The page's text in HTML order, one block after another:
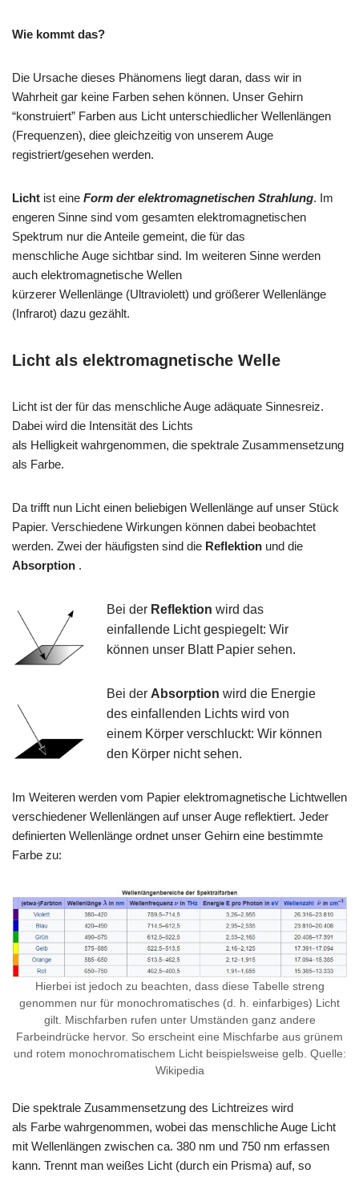
Wie kommt das?
Die Ursache dieses Phänomens liegt daran, dass wir in
Wahrheit gar keine Farben sehen können. Unser Gehirn
“konstruiert” Farben aus Licht unterschiedlicher Wellenlängen
(Frequenzen), diee gleichzeitig von unserem Auge
registriert/gesehen werden.
Licht ist eine Form der elektromagnetischen Strahlung. Im
engeren Sinne sind vom gesamten elektromagnetischen
Spektrum nur die Anteile gemeint, die für das
menschliche Auge sichtbar sind. Im weiteren Sinne werden
auch elektromagnetische Wellen
kürzerer Wellenlänge (Ultraviolett) und größerer Wellenlänge
(Infrarot) dazu gezählt.
Licht als elektromagnetische Welle
Licht ist der für das menschliche Auge adäquate Sinnesreiz.
Dabei wird die Intensität des Lichts
als Helligkeit wahrgenommen, die spektrale Zusammensetzung
als Farbe.
Da trifft nun Licht einen beliebigen Wellenlänge auf unser Stück
Papier. Verschiedene Wirkungen können dabei beobachtet
werden. Zwei der häufigsten sind die Reflektion und die
Absorption .
Bei der Reflektion wird das
einfallende Licht gespiegelt: Wir
können unser Blatt Papier sehen.
Bei der Absorption wird die Energie
des einfallenden Lichts wird von
einem Körper verschluckt: Wir können
den Körper nicht sehen.
Im Weiteren werden vom Papier elektromagnetische Lichtwellen
verschiedener Wellenlängen auf unser Auge reflektiert. Jeder
definierten Wellenlänge ordnet unser Gehirn eine bestimmte
Farbe zu:
Hierbei ist jedoch zu beachten, dass diese Tabelle streng
genommen nur für monochromatisches (d. h. einfarbiges) Licht
gilt. Mischfarben rufen unter Umständen ganz andere
Farbeindrücke hervor. So erscheint eine Mischfarbe aus grünem
und rotem monochromatischem Licht beispielsweise gelb. Quelle:
Wikipedia
Die spektrale Zusammensetzung des Lichtreizes wird
als Farbe wahrgenommen, wobei das menschliche Auge Licht
mit Wellenlängen zwischen ca. 380 nm und 750 nm erfassen
kann. Trennt man weißes Licht (durch ein Prisma) auf, so